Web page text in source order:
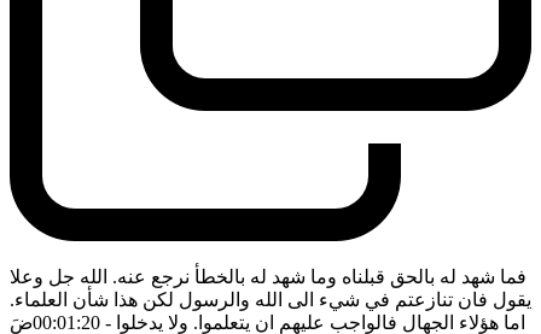
فما شهد له بالحق قبلناه وما شهد له بالخطأ نرجع عنه. الله جل وعلا
يقول فان تنازعتم في شيء الى الله والرسول لكن هذا شأن العلماء.
اما هؤلاء الجهال فالواجب عليهم ان يتعلموا. ولا يدخلوا - 00:01:20 ضَ